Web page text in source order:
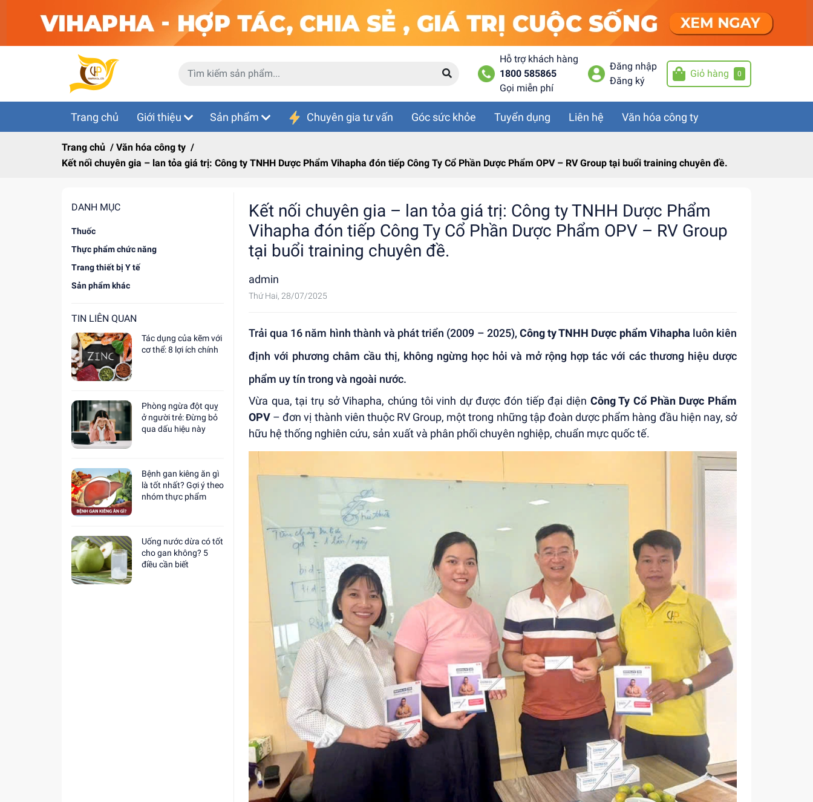
Hỗ trợ khách hàng
1800 585865
Gọi miễn phí
Đăng nhập
Đăng ký
Giỏ hàng 0
Trang chủ Giới thiệu Sản phẩm Chuyên gia tư vấn Góc sức khỏe Tuyển dụng Liên hệ Văn hóa công ty
Trang chủ / Văn hóa công ty /
Kết nối chuyên gia – lan tỏa giá trị: Công ty TNHH Dược Phẩm Vihapha đón tiếp Công Ty Cổ Phần Dược Phẩm OPV – RV Group tại buổi training chuyên đề.
DANH MỤC
Thuốc
Thực phẩm chức năng
Trang thiết bị Y tế
Sản phẩm khác
TIN LIÊN QUAN
Tác dụng của kẽm với
cơ thể: 8 lợi ích chính
Phòng ngừa đột quỵ
ở người trẻ: Đừng bỏ
qua dấu hiệu này
Bệnh gan kiêng ăn gì
là tốt nhất? Gợi ý theo
nhóm thực phẩm
Uống nước dừa có tốt
cho gan không? 5
điều cần biết
Kết nối chuyên gia – lan tỏa giá trị: Công ty TNHH Dược Phẩm
Vihapha đón tiếp Công Ty Cổ Phần Dược Phẩm OPV – RV Group
tại buổi training chuyên đề.
admin
Thứ Hai, 28/07/2025
Trải qua 16 năm hình thành và phát triển (2009 – 2025), Công ty TNHH Dược phẩm Vihapha luôn kiên
định với phương châm cầu thị, không ngừng học hỏi và mở rộng hợp tác với các thương hiệu dược
phẩm uy tín trong và ngoài nước.
Vừa qua, tại trụ sở Vihapha, chúng tôi vinh dự được đón tiếp đại diện Công Ty Cổ Phần Dược Phẩm
OPV – đơn vị thành viên thuộc RV Group, một trong những tập đoàn dược phẩm hàng đầu hiện nay, sở
hữu hệ thống nghiên cứu, sản xuất và phân phối chuyên nghiệp, chuẩn mực quốc tế.